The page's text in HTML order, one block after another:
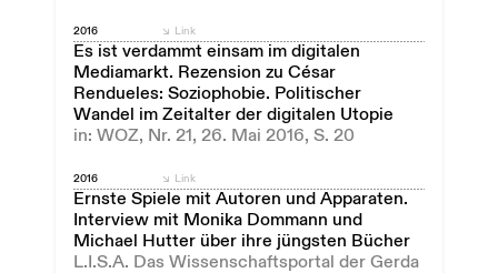
2016
Es ist verdammt einsam im digitalen
Mediamarkt. Rezension zu César
Rendueles: Soziophobie. Politischer
Wandel im Zeitalter der digitalen Utopie
in: WOZ, Nr. 21, 26. Mai 2016, S. 20
Link
2016
Ernste Spiele mit Autoren und Apparaten.
Interview mit Monika Dommann und
Michael Hutter über ihre jüngsten Bücher
L.I.S.A. Das Wissenschaftsportal der Gerda
Link